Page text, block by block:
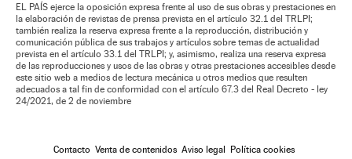
EL PAÍS ejerce la oposición expresa frente al uso de sus obras y prestaciones en
la elaboración de revistas de prensa prevista en el artículo 32.1 del TRLPI;
también realiza la reserva expresa frente a la reproducción, distribución y
comunicación pública de sus trabajos y artículos sobre temas de actualidad
prevista en el artículo 33.1 del TRLPI; y, asimismo, realiza una reserva expresa
de las reproducciones y usos de las obras y otras prestaciones accesibles desde
este sitio web a medios de lectura mecánica u otros medios que resulten
adecuados a tal fin de conformidad con el artículo 67.3 del Real Decreto - ley
24/2021, de 2 de noviembre
Contacto Venta de contenidos Aviso legal Política cookies